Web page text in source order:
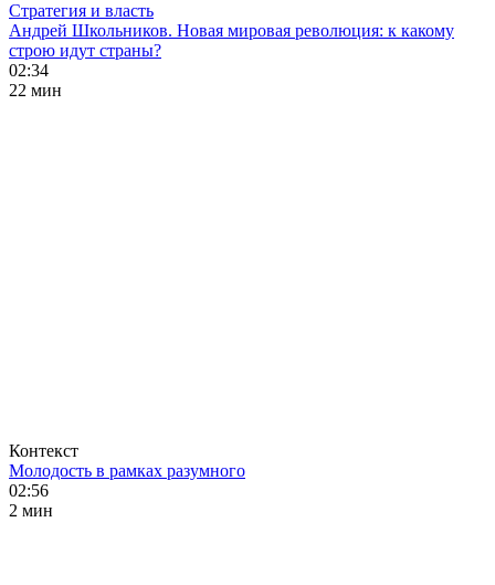
Стратегия и власть
Андрей Школьников. Новая мировая революция: к какому
строю идут страны?
02:34
22 мин
Контекст
Молодость в рамках разумного
02:56
2 мин